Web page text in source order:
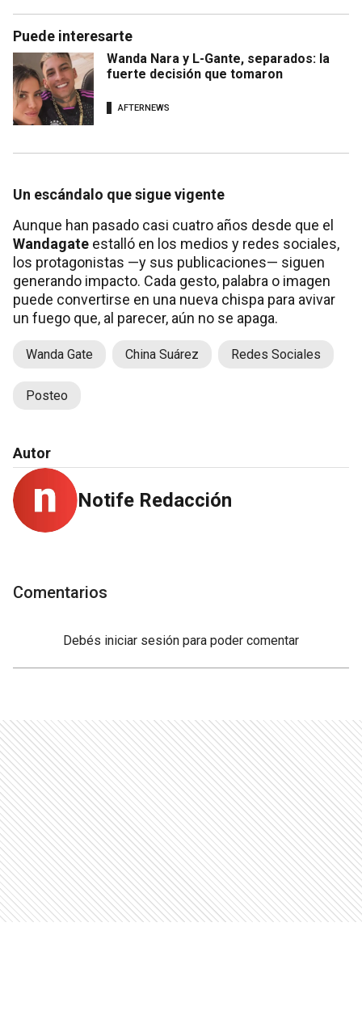
Puede interesarte
Wanda Nara y L-Gante, separados: la
fuerte decisión que tomaron
AFTERNEWS
Un escándalo que sigue vigente
Aunque han pasado casi cuatro años desde que el
Wandagate estalló en los medios y redes sociales,
los protagonistas —y sus publicaciones— siguen
generando impacto. Cada gesto, palabra o imagen
puede convertirse en una nueva chispa para avivar
un fuego que, al parecer, aún no se apaga.
Wanda Gate China Suárez Redes Sociales
Posteo
Autor
Notife Redacción
Comentarios
Debés iniciar sesión para poder comentar